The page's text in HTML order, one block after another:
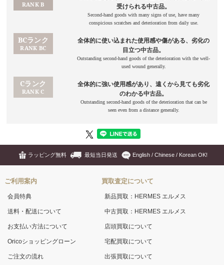
ラッピング無料 最短当日発送 English / Chinese / Korean OK!
ご利用案内
会員特典
送料・配送について
お支払い方法について
Oricoショッピングローン
ご注文の流れ
買取査定について
新品買取：HERMES エルメス
中古買取：HERMES エルメス
店頭買取について
宅配買取について
出張買取について